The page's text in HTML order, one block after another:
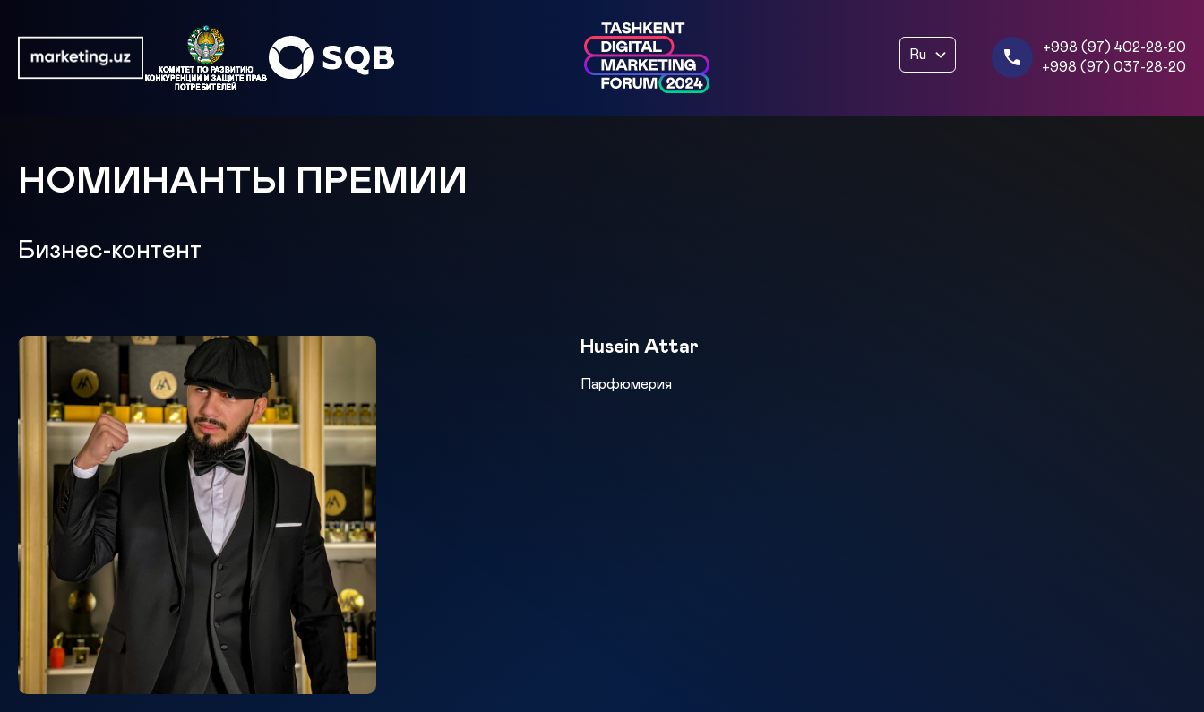
Ru
+998 (97) 402-28-20
+998 (97) 037-28-20
НОМИНАНТЫ ПРЕМИИ
Бизнес-контент
Husein Attar
Парфюмерия